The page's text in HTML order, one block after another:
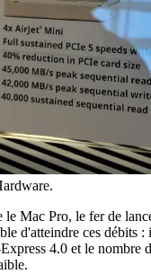
le Mac Pro, le fer de
d'atteindre ces débits
4.0 et le nombre